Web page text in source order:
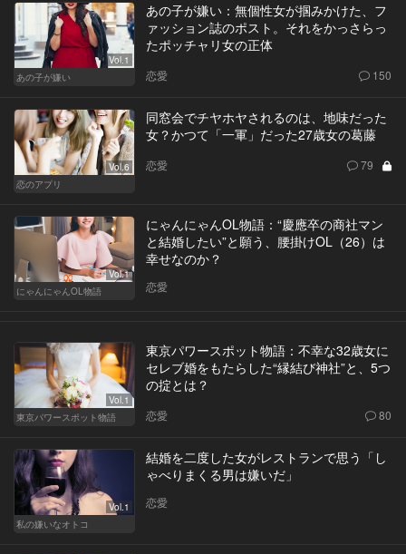
Vol.1
あの子が嫌い
あの子が嫌い：無個性女が掴みかけた、フ
ァッション誌のポスト。それをかっさらっ
たポッチャリ女の正体
恋愛 150
Vol.6
恋のアプリ
同窓会でチヤホヤされるのは、地味だった
女？かつて「一軍」だった27歳女の葛藤
恋愛 79
Vol.1
にゃんにゃんOL物語
にゃんにゃんOL物語：“慶應卒の商社マン
と結婚したい”と願う、腰掛けOL（26）は
幸せなのか？
恋愛
Vol.1
東京パワースポット物語
東京パワースポット物語：不幸な32歳女に
セレブ婚をもたらした“縁結び神社”と、5つ
の掟とは？
恋愛 80
Vol.1
私の嫌いなオトコ
結婚を二度した女がレストランで思う「し
ゃべりまくる男は嫌いだ」
恋愛